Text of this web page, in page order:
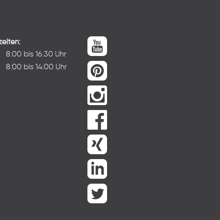
8:00 bis 16:30 Uhr
8:00 bis 14:00 Uhr